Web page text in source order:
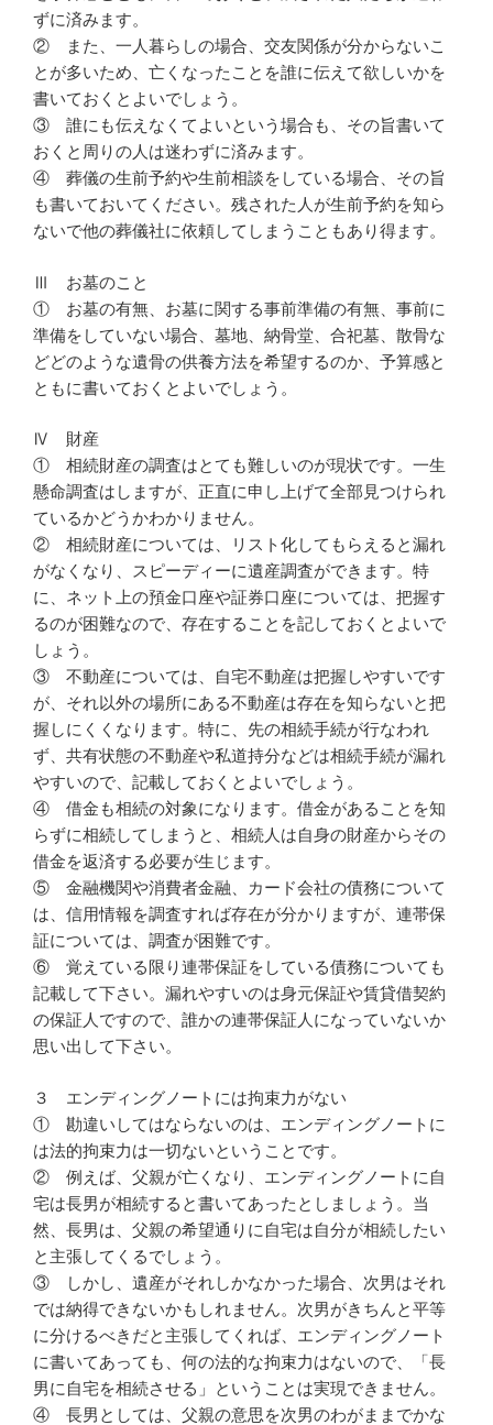
ずに済みます。
② また、一人暮らしの場合、交友関係が分からないこ
とが多いため、亡くなったことを誰に伝えて欲しいかを
書いておくとよいでしょう。
③ 誰にも伝えなくてよいという場合も、その旨書いて
おくと周りの人は迷わずに済みます。
④ 葬儀の生前予約や生前相談をしている場合、その旨
も書いておいてください。残された人が生前予約を知ら
ないで他の葬儀社に依頼してしまうこともあり得ます。
Ⅲ お墓のこと
① お墓の有無、お墓に関する事前準備の有無、事前に
準備をしていない場合、墓地、納骨堂、合祀墓、散骨な
どどのような遺骨の供養方法を希望するのか、予算感と
ともに書いておくとよいでしょう。
Ⅳ 財産
① 相続財産の調査はとても難しいのが現状です。一生
懸命調査はしますが、正直に申し上げて全部見つけられ
ているかどうかわかりません。
② 相続財産については、リスト化してもらえると漏れ
がなくなり、スピーディーに遺産調査ができます。特
に、ネット上の預金口座や証券口座については、把握す
るのが困難なので、存在することを記しておくとよいで
しょう。
③ 不動産については、自宅不動産は把握しやすいです
が、それ以外の場所にある不動産は存在を知らないと把
握しにくくなります。特に、先の相続手続が行なわれ
ず、共有状態の不動産や私道持分などは相続手続が漏れ
やすいので、記載しておくとよいでしょう。
④ 借金も相続の対象になります。借金があることを知
らずに相続してしまうと、相続人は自身の財産からその
借金を返済する必要が生じます。
⑤ 金融機関や消費者金融、カード会社の債務について
は、信用情報を調査すれば存在が分かりますが、連帯保
証については、調査が困難です。
⑥ 覚えている限り連帯保証をしている債務についても
記載して下さい。漏れやすいのは身元保証や賃貸借契約
の保証人ですので、誰かの連帯保証人になっていないか
思い出して下さい。
３ エンディングノートには拘束力がない
① 勘違いしてはならないのは、エンディングノートに
は法的拘束力は一切ないということです。
② 例えば、父親が亡くなり、エンディングノートに自
宅は長男が相続すると書いてあったとしましょう。当
然、長男は、父親の希望通りに自宅は自分が相続したい
と主張してくるでしょう。
③ しかし、遺産がそれしかなかった場合、次男はそれ
では納得できないかもしれません。次男がきちんと平等
に分けるべきだと主張してくれば、エンディングノート
に書いてあっても、何の法的な拘束力はないので、「長
男に自宅を相続させる」ということは実現できません。
④ 長男としては、父親の意思を次男のわがままでかな